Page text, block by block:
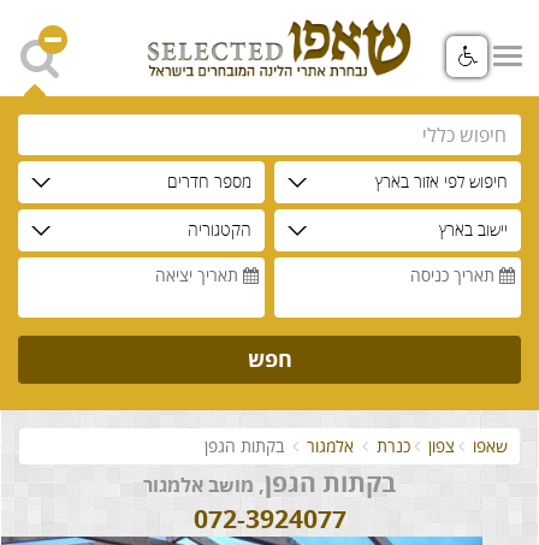
חיפוש לפי אזור בארץ מספר חדרים
יישוב בארץ
הקטגוריה
תאריך כניסה
תאריך יציאה
חפש
שאפו צפון כנרת אלמגור בקתות הגפן
בקתות הגפן, מושב אלמגור
072-3924077